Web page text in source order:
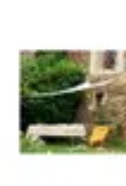
Globe Explore